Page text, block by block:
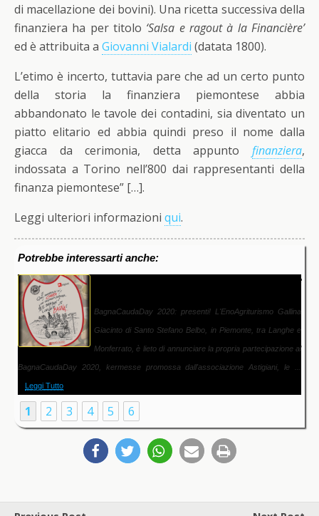
di macellazione dei bovini). Una ricetta successiva della
finanziera ha per titolo ‘Salsa e ragout à la Financière’
ed è attribuita a Giovanni Vialardi (datata 1800).
L’etimo è incerto, tuttavia pare che ad un certo punto
della storia la finanziera piemontese abbia
abbandonato le tavole dei contadini, sia diventato un
piatto elitario ed abbia quindi preso il nome dalla
giacca da cerimonia, detta appunto finanziera,
indossata a Torino nell’800 dai rappresentanti della
finanza piemontese” […].
Leggi ulteriori informazioni qui.
Potrebbe interessarti anche:
Gallina sabato 28 e
Gallina
Piemonte, tra Langhe e
propria partecipazione al
Astigiani, le ...
Cenone di Capodanno 2025
Cenone di Capodanno 2025
Agriturismo Gallina Giacinto di Santo
Piemonte, tra Langhe e Monferrato, rinnova la tradizione per
nuovo anno: ... Leggi Tutto
1 2 3 4 5 6